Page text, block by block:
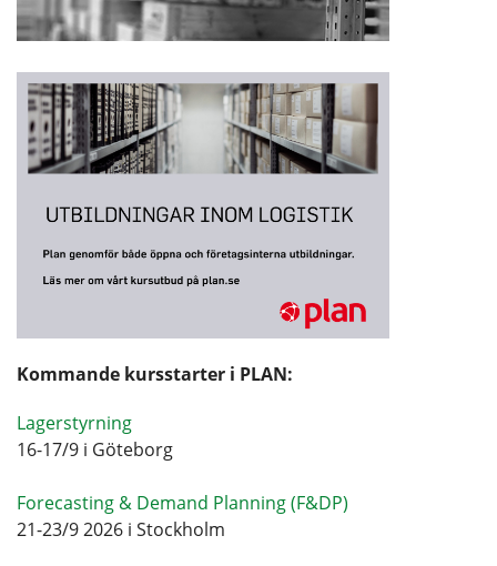
Kommande kursstarter i PLAN:
Lagerstyrning
16-17/9 i Göteborg
Forecasting & Demand Planning (F&DP)
21-23/9 2026 i Stockholm